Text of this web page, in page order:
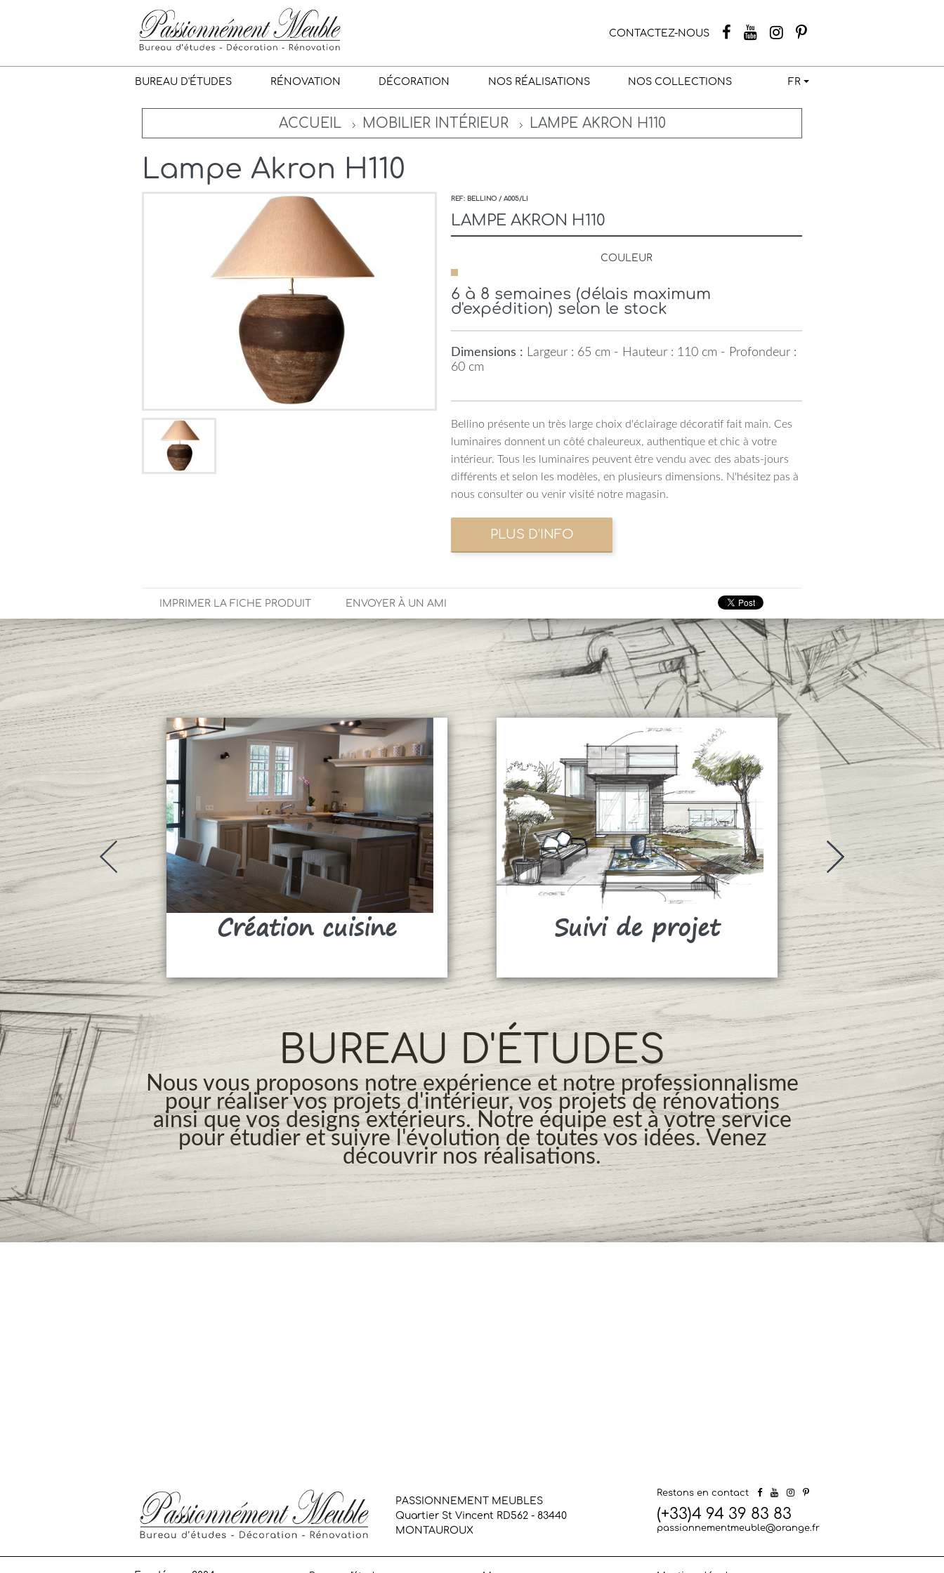
CONTACTEZ-NOUS
BUREAU D'ÉTUDES RÉNOVATION DÉCORATION NOS RÉALISATIONS NOS COLLECTIONS FR
ACCUEIL MOBILIER INTÉRIEUR LAMPE AKRON H110
Lampe Akron H110
REF: BELLINO / A005/LI
LAMPE AKRON H110
COULEUR
6 à 8 semaines (délais maximum
d'expédition) selon le stock
Dimensions : Largeur : 65 cm - Hauteur : 110 cm - Profondeur :
60 cm
Bellino présente un très large choix d'éclairage décoratif fait main. Ces
luminaires donnent un côté chaleureux, authentique et chic à votre
intérieur. Tous les luminaires peuvent être vendu avec des abats-jours
différents et selon les modèles, en plusieurs dimensions. N'hésitez pas à
nous consulter ou venir visité notre magasin.
IMPRIMER LA FICHE PRODUIT ENVOYER À UN AMI
Création cuisine Suivi de projet
BUREAU D'ÉTUDES
Nous vous proposons notre expérience et notre professionnalisme
pour réaliser vos projets d'intérieur, vos projets de rénovations
ainsi que vos designs extérieurs. Notre équipe est à votre service
pour étudier et suivre l'évolution de toutes vos idées. Venez
découvrir nos réalisations.
PASSIONNEMENT MEUBLES
Quartier St Vincent RD562 - 83440
MONTAUROUX
Restons en contact
(+33)4 94 39 83 83
passionnementmeuble@orange.fr